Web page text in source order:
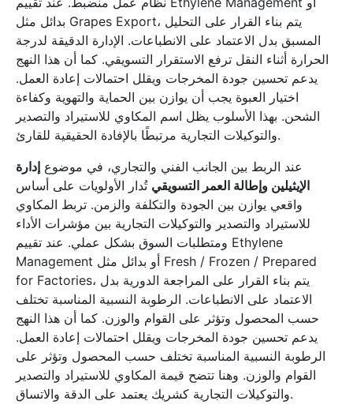
بدائل مثل Grapes Export، يتم بناء القرار على التحليل
المسبق بدل الاعتماد على الانطباعات. الإدارة الدقيقة لدرجة
الحرارة أثناء النقل ترفع الاستقرار التسويقي. كما أن هذا النهج
يدعم تحسين جودة المخرجات ويقلل احتمالات إعادة العمل.
اختيار العبوة يجب أن يوازن بين الحماية والتهوية وكفاءة
الشحن. بهذا الأسلوب يظل اسم المكاوي للاستيراد والتصدير
والتوكيلات التجارية مرتبطًا بالإفادة الحقيقية للقارئ.
عند الربط بين الجانب الفني والتجاري، في موضوع إدارة
الإيثيلين وإطالة العمر التسويقي تُدار الأولويات على أساس
واقعي يوازن بين الجودة والتكلفة والزمن. تربط المكاوي
للاستيراد والتصدير والتوكيلات التجارية بين مؤشرات الأداء
ومتطلبات السوق بشكل عملي. عند تقييم Ethylene
Management أو بدائل مثل Fresh / Frozen / Prepared
for Factories، يتم بناء القرار على المراجعة الدورية بدل
الاعتماد على الانطباعات. الرطوبة النسبية المناسبة تختلف
حسب المحصول وتؤثر على القوام والوزن. كما أن هذا النهج
يدعم تحسين جودة المخرجات ويقلل احتمالات إعادة العمل.
الرطوبة النسبية المناسبة تختلف حسب المحصول وتؤثر على
القوام والوزن. وهنا تتضح قيمة المكاوي للاستيراد والتصدير
والتوكيلات التجارية كشريك يعتمد على الدقة والاتساق.